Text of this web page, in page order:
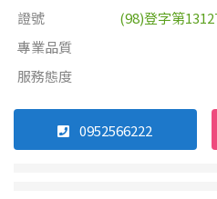
證號
(98)登字第
專業品質
服務態度
0952566222